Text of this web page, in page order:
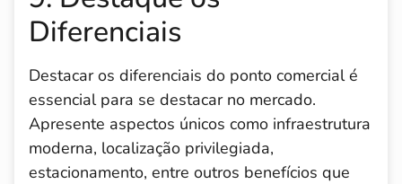
Diferenciais
Destacar os diferenciais do ponto comercial é
essencial para se destacar no mercado.
Apresente aspectos únicos como infraestrutura
moderna, localização privilegiada,
estacionamento, entre outros benefícios que